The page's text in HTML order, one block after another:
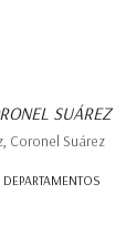
SUÁREZ
Coronel Suárez
DEPARTAMENTOS